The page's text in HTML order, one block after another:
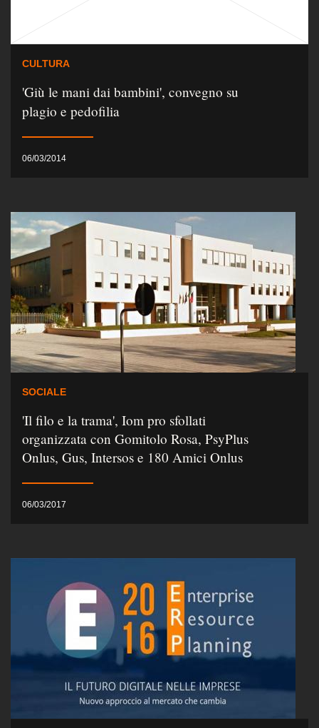
CULTURA
'Giù le mani dai bambini', convegno su
plagio e pedofilia
06/03/2014
SOCIALE
'Il filo e la trama', Iom pro sfollati
organizzata con Gomitolo Rosa, PsyPlus
Onlus, Gus, Intersos e 180 Amici Onlus
06/03/2017